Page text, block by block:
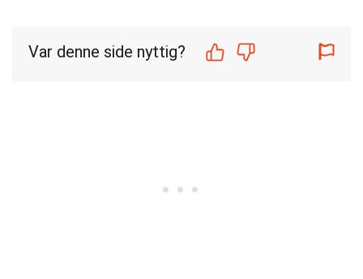
Var denne side nyttig?